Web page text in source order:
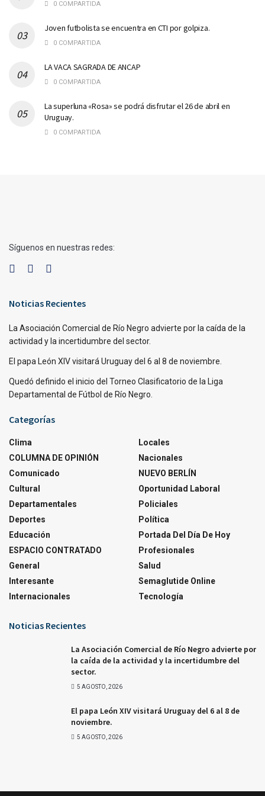
0 COMPARTIDA
Joven futbolista se encuentra en CTI por golpiza.
0 COMPARTIDA
LA VACA SAGRADA DE ANCAP
0 COMPARTIDA
La superluna «Rosa» se podrá disfrutar el 26 de abril en
Uruguay.
0 COMPARTIDA
Síguenos en nuestras redes:
Noticias Recientes
La Asociación Comercial de Río Negro advierte por la caída de la
actividad y la incertidumbre del sector.
El papa León XIV visitará Uruguay del 6 al 8 de noviembre.
Quedó definido el inicio del Torneo Clasificatorio de la Liga
Departamental de Fútbol de Río Negro.
Categorías
Clima
COLUMNA DE OPINIÓN
Comunicado
Cultural
Departamentales
Deportes
Educación
ESPACIO CONTRATADO
General
Interesante
Internacionales
Locales
Nacionales
NUEVO BERLÍN
Oportunidad Laboral
Policiales
Política
Portada Del Día De Hoy
Profesionales
Salud
Semaglutide Online
Tecnología
Noticias Recientes
La Asociación Comercial de Río Negro advierte por
la caída de la actividad y la incertidumbre del
sector.
5 AGOSTO, 2026
El papa León XIV visitará Uruguay del 6 al 8 de
noviembre.
5 AGOSTO, 2026